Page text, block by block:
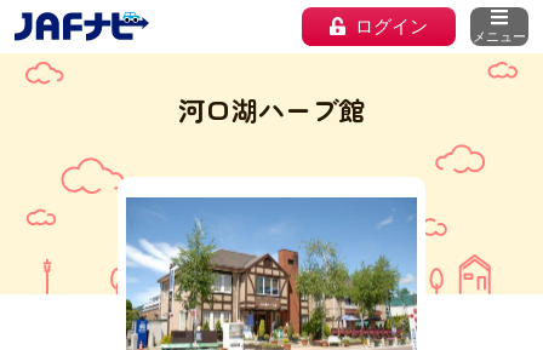
ログイン メニュー
河口湖ハーブ館